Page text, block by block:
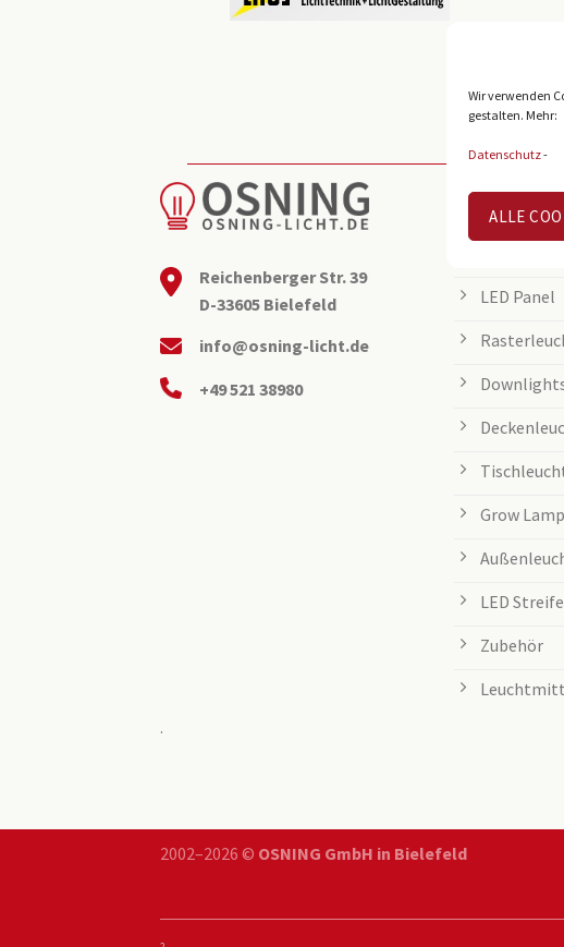
Wir verwenden
gestalten. Mehr:
Datenschutz-
ALLE
Reichenberger Str. 39
D-33605 Bielefeld
info@osning-licht.de
+49 521 38980
BELIEBTE
LED Panel
Grow
LED
Zubehör
.
2002–2026 © OSNING GmbH in Bielefeld